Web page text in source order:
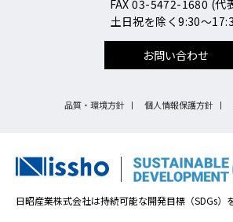
FAX 03-5472-1680 (代
土日祝を除く9:30～
お問い合わせ
品質・環境方針 個人情報保護方針
日昭産業株式会社は持続可能な開発目標（SDGs）